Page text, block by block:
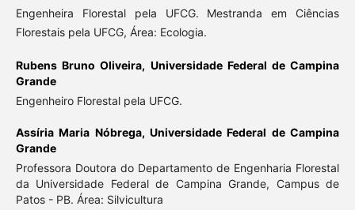
Engenheira Florestal pela UFCG. Mestranda em Ciências
Florestais pela UFCG, Área: Ecologia.
Rubens Bruno Oliveira, Universidade Federal de Campina
Grande
Engenheiro Florestal pela UFCG.
Assíria Maria Nóbrega, Universidade Federal de Campina
Grande
Professora Doutora do Departamento de Engenharia Florestal
da Universidade Federal de Campina Grande, Campus de
Patos - PB. Área: Silvicultura